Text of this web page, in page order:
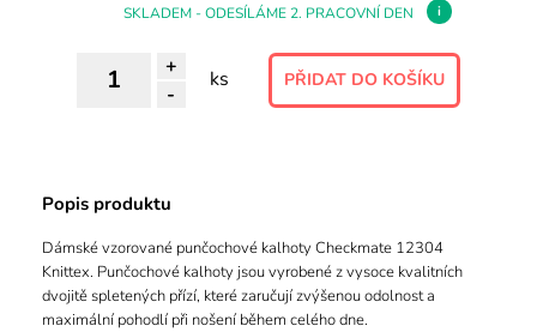
SKLADEM - ODESÍLÁME 2. PRACOVNÍ DEN i
+
-
ks
Popis produktu
Dámské vzorované punčochové kalhoty Checkmate 12304
Knittex. Punčochové kalhoty jsou vyrobené z vysoce kvalitních
dvojitě spletených přízí, které zaručují zvýšenou odolnost a
maximální pohodlí při nošení během celého dne.